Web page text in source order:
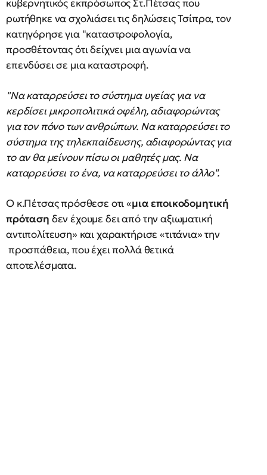
κυβερνητικός εκπρόσωπος Στ.Πέτσας που
ρωτήθηκε να σχολιάσει τις δηλώσεις Τσίπρα, τον
κατηγόρησε για "καταστροφολογία,
προσθέτοντας ότι δείχνει μια αγωνία να
επενδύσει σε μια καταστροφή.
"Να καταρρεύσει το σύστημα υγείας για να
κερδίσει μικροπολιτικά οφέλη, αδιαφορώντας
για τον πόνο των ανθρώπων. Να καταρρεύσει το
σύστημα της τηλεκπαίδευσης, αδιαφορώντας για
το αν θα μείνουν πίσω οι μαθητές μας. Να
καταρρεύσει το ένα, να καταρρεύσει το άλλο".
Ο κ.Πέτσας πρόσθεσε οτι «μια εποικοδομητική
πρόταση δεν έχουμε δει από την αξιωματική
αντιπολίτευση» και χαρακτήρισε «τιτάνια» την
προσπάθεια, που έχει πολλά θετικά
αποτελέσματα.